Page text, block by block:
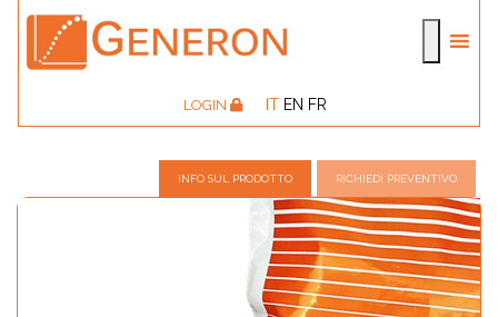
LOGIN IT EN FR
INFO SUL PRODOTTO RICHIEDI PREVENTIVO